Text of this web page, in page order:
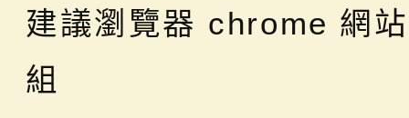
建議瀏覽器 chrome 網
組